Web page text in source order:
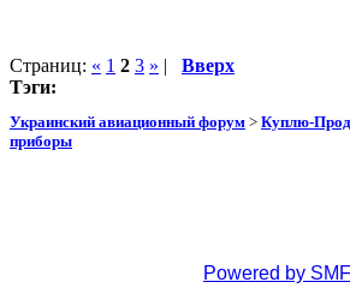
Страниц: « 1 2 3 » | Вверх
Тэги:
Украинский авиационный форум > Куплю-
приборы
Powered by